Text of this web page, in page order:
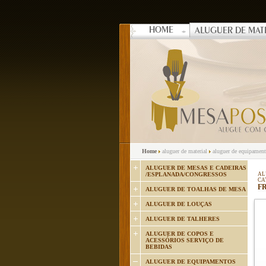
HOME ALUGUER DE
Home aluguer de material aluguer de
ALUGUER DE MESAS E CADEIRAS
/ESPLANADA/CONGRESSOS
ALUGUER DE TOALHAS DE MESA
ALUGUER DE LOUÇAS
ALUGUER DE TALHERES
ALUGUER DE COPOS E
ACESSÓRIOS SERVIÇO DE
BEBIDAS
ALUGUER DE EQUIPAMENTOS